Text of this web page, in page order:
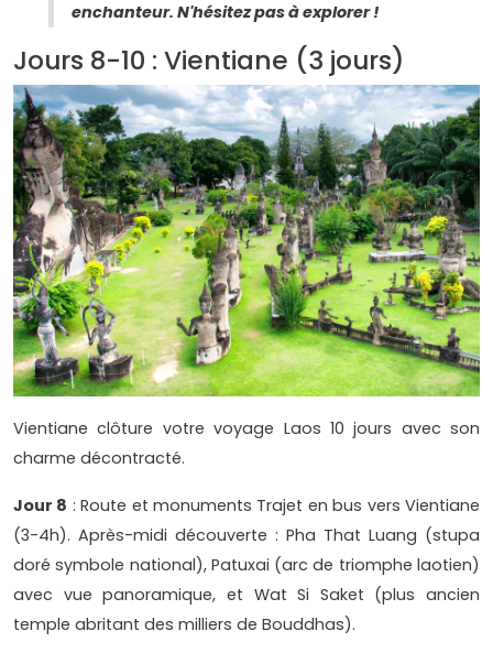
enchanteur. N'hésitez pas à explorer !
Jours 8-10 : Vientiane (3 jours)
Vientiane clôture votre voyage Laos 10 jours avec son
charme décontracté.
Jour 8 : Route et monuments Trajet en bus vers Vientiane
(3-4h). Après-midi découverte : Pha That Luang (stupa
doré symbole national), Patuxai (arc de triomphe laotien)
avec vue panoramique, et Wat Si Saket (plus ancien
temple abritant des milliers de Bouddhas).